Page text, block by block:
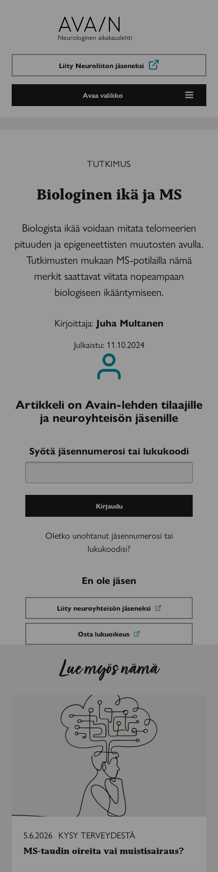
Avain-
lehti
Neurologinen aikakauslehti
Liity Neuroliiton jäseneksi
Avaa valikko
TUTKIMUS
Biologinen ikä ja MS
Biologista ikää voidaan mitata telomeerien
pituuden ja epigeneettisten muutosten avulla.
Tutkimusten mukaan MS-potilailla nämä
merkit saattavat viitata nopeampaan
biologiseen ikääntymiseen.
Kirjoittaja: Juha Multanen
Julkaistu: 11.10.2024
Artikkeli on Avain-lehden tilaajille
ja neuroyhteisön jäsenille
Kirjaudu
sisään
Syötä jäsennumerosi tai lukukoodi
Oletko unohtanut jäsennumerosi tai
lukukoodisi?
En ole jäsen
Liity neuroyhteisön jäseneksi
Osta lukuoikeus
Lue myös nämä
5.6.2026 KYSY TERVEYDESTÄ
MS-taudin oireita vai muistisairaus?